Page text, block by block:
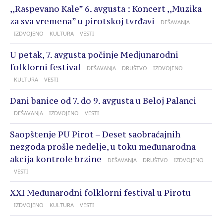
,,Raspevano Kale” 6. avgusta : Koncert ,,Muzika
za sva vremena” u pirotskoj tvrđavi
DEŠAVANJA
IZDVOJENO
KULTURA VESTI
U petak, 7. avgusta počinje Medjunarodni
folklorni festival
DEŠAVANJA DRUŠTVO
IZDVOJENO
KULTURA
VESTI
Dani banice od 7. do 9. avgusta u Beloj Palanci
DEŠAVANJA IZDVOJENO VESTI
Saopštenje PU Pirot – Deset saobraćajnih
nezgoda prošle nedelje, u toku međunarodna
akcija kontrole brzine
DEŠAVANJA DRUŠTVO
IZDVOJENO
VESTI
XXI Međunarodni folklorni festival u Pirotu
IZDVOJENO KULTURA VESTI